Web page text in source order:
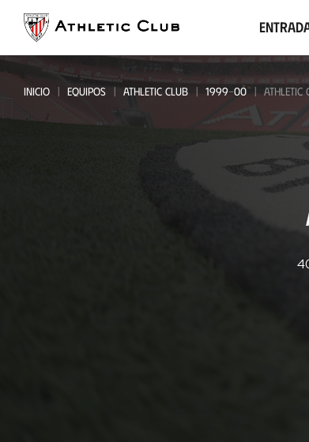
contenido
principal
INICIO EQUIPOS ATHLETIC CLUB 1999-00